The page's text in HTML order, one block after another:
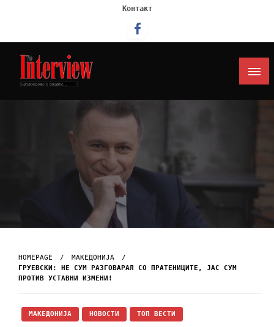
Контакт
Интервју
HOMEPAGE
МАКЕДОНИЈА
ГРУЕВСКИ: НЕ СУМ РАЗГОВАРАЛ СО ПРАТЕНИЦИТЕ, ЈАС СУМ
ПРОТИВ УСТАВНИ ИЗМЕНИ!
МАКЕДОНИЈА НОВОСТИ ТОП ВЕСТИ